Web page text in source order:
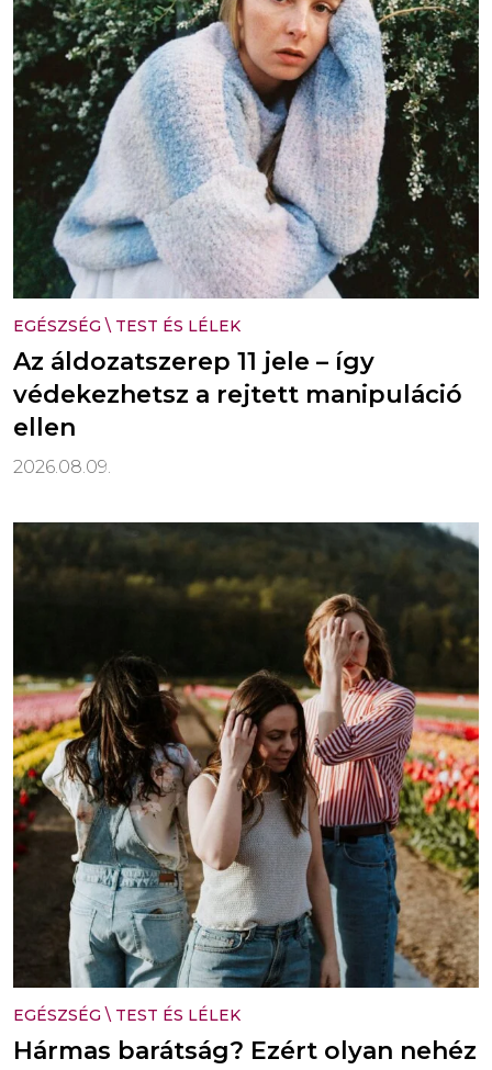
EGÉSZSÉG \ TEST ÉS LÉLEK
Az áldozatszerep 11 jele – így
védekezhetsz a rejtett manipuláció
ellen
2026.08.09.
EGÉSZSÉG \ TEST ÉS LÉLEK
Hármas barátság? Ezért olyan nehéz